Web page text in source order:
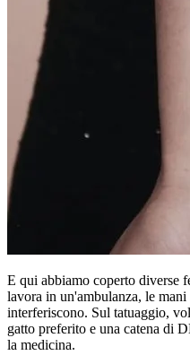
E qui abbiamo coperto diverse
lavora in un'ambulanza, le
interferiscono. Sul tatuaggio,
gatto preferito e una catena di
la medicina.